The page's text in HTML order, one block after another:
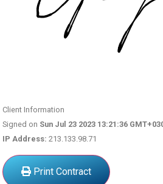
Client Information
Signed on Sun Jul 23 2023 13:21:36
IP Address: 213.133.98.71
Print Contract